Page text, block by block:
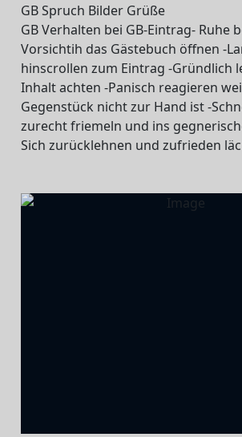
GB Spruch Bilder Grüße
GB Verhalten bei GB-Eintrag- Ruhe
Vorsichtih das Gästebuch öffnen -
hinscrollen zum Eintrag -Gründlich
Inhalt achten -Panisch reagieren
Gegenstück nicht zur Hand ist -
zurecht friemeln und ins
Sich zurücklehnen und zufrieden